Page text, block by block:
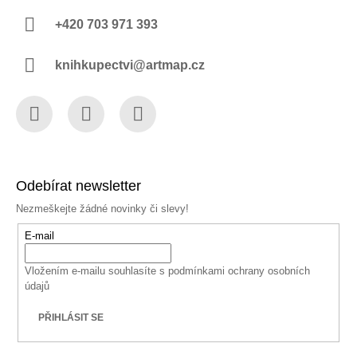
+420 703 971 393
knihkupectvi@artmap.cz
Odebírat newsletter
Nezmeškejte žádné novinky či slevy!
E-mail
Vložením e-mailu souhlasíte s podmínkami ochrany osobních
údajů
PŘIHLÁSIT SE